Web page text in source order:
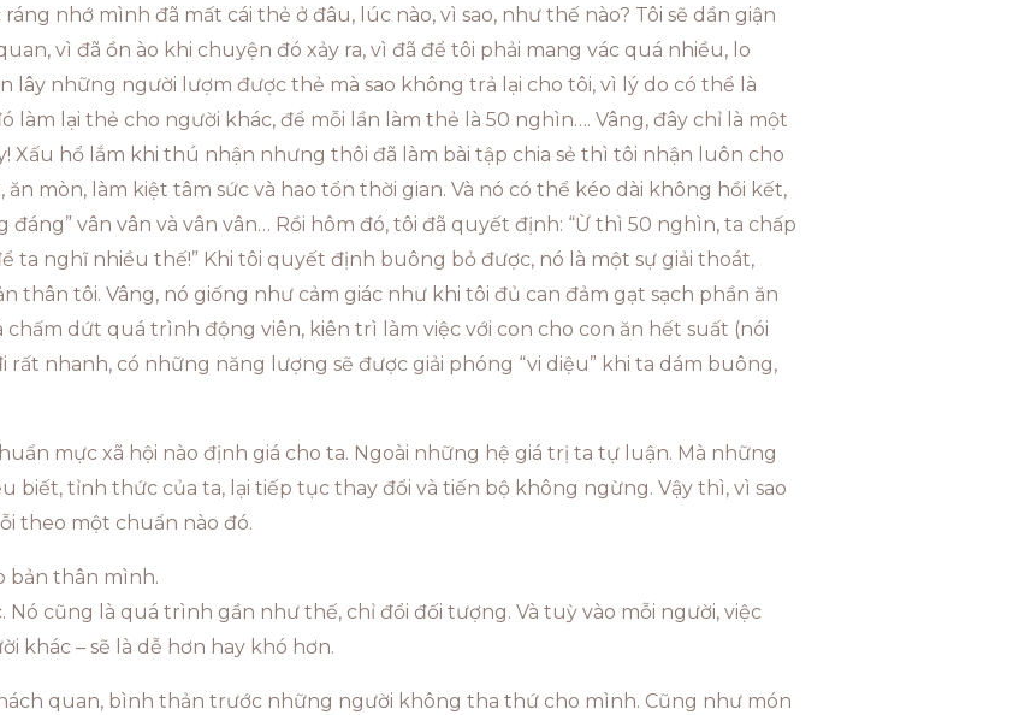
nhớ mình đã mất cái thẻ ở đâu, lúc nào, vì sao, như thế nào? Tôi sẽ dần giận
vì đã ồn ào khi chuyện đó xảy ra, vì đã để tôi phải mang vác quá nhiều, lo
lây những người lượm được thẻ mà sao không trả lại cho tôi, vì lý do có thể là
làm lại thẻ cho người khác, để mỗi lần làm thẻ là 50 nghìn…. Vâng, đây chỉ là một
Xấu hổ lắm khi thú nhận nhưng thôi đã làm bài tập chia sẻ thì tôi nhận luôn cho
mòn, làm kiệt tâm sức và hao tổn thời gian. Và nó có thể kéo dài không hồi kết,
đáng” vân vân và vân vân… Rồi hôm đó, tôi đã quyết định: “Ừ thì 50 nghìn, ta chấp
ta nghĩ nhiều thế!” Khi tôi quyết định buông bỏ được, nó là một sự giải thoát,
thân tôi. Vâng, nó giống như cảm giác như khi tôi đủ can đảm gạt sạch phần ăn
chấm dứt quá trình động viên, kiên trì làm việc với con cho con ăn hết suất (nói
rất nhanh, có những năng lượng sẽ được giải phóng “vi diệu” khi ta dám buông,
mực xã hội nào định giá cho ta. Ngoài những hệ giá trị ta tự luận. Mà những
biết, tỉnh thức của ta, lại tiếp tục thay đổi và tiến bộ không ngừng. Vậy thì, vì sao
theo một chuẩn nào đó.
bản thân mình.
cũng là quá trình gần như thế, chỉ đổi đối tượng. Và tuỳ vào mỗi người, việc
khác – sẽ là dễ hơn hay khó hơn.
quan, bình thản trước những người không tha thứ cho mình. Cũng như món